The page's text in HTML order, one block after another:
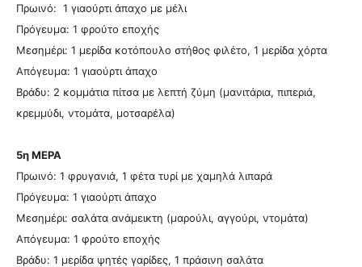
Πρωινό: 1 γιαούρτι άπαχο με μέλι
Πρόγευμα: 1 φρούτο εποχής
Μεσημέρι: 1 μερίδα κοτόπουλο στήθος φιλέτο, 1 μερίδα χόρτα
Απόγευμα: 1 γιαούρτι άπαχο
Βράδυ: 2 κομμάτια πίτσα με λεπτή ζύμη (μανιτάρια, πιπεριά,
κρεμμύδι, ντομάτα, μοτσαρέλα)
5η ΜΕΡΑ
Πρωινό: 1 φρυγανιά, 1 φέτα τυρί με χαμηλά λιπαρά
Πρόγευμα: 1 γιαούρτι άπαχο
Μεσημέρι: σαλάτα ανάμεικτη (μαρούλι, αγγούρι, ντομάτα)
Απόγευμα: 1 φρούτο εποχής
Βράδυ: 1 μερίδα ψητές γαρίδες, 1 πράσινη σαλάτα